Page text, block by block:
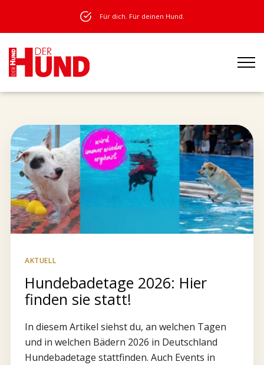
Für dich. Für deinen Hund.
AKTUELL
Hundebadetage 2026: Hier
finden sie statt!
In diesem Artikel siehst du, an welchen Tagen
und in welchen Bädern 2026 in Deutschland
Hundebadetage stattfinden. Auch Events in